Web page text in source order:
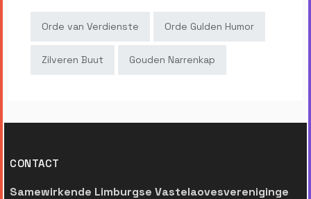
Orde van Verdienste Orde Gulden Humor
Zilveren Buut Gouden Narrenkap
CONTACT
Samewirkende Limburgse Vastelaovesvereniginge